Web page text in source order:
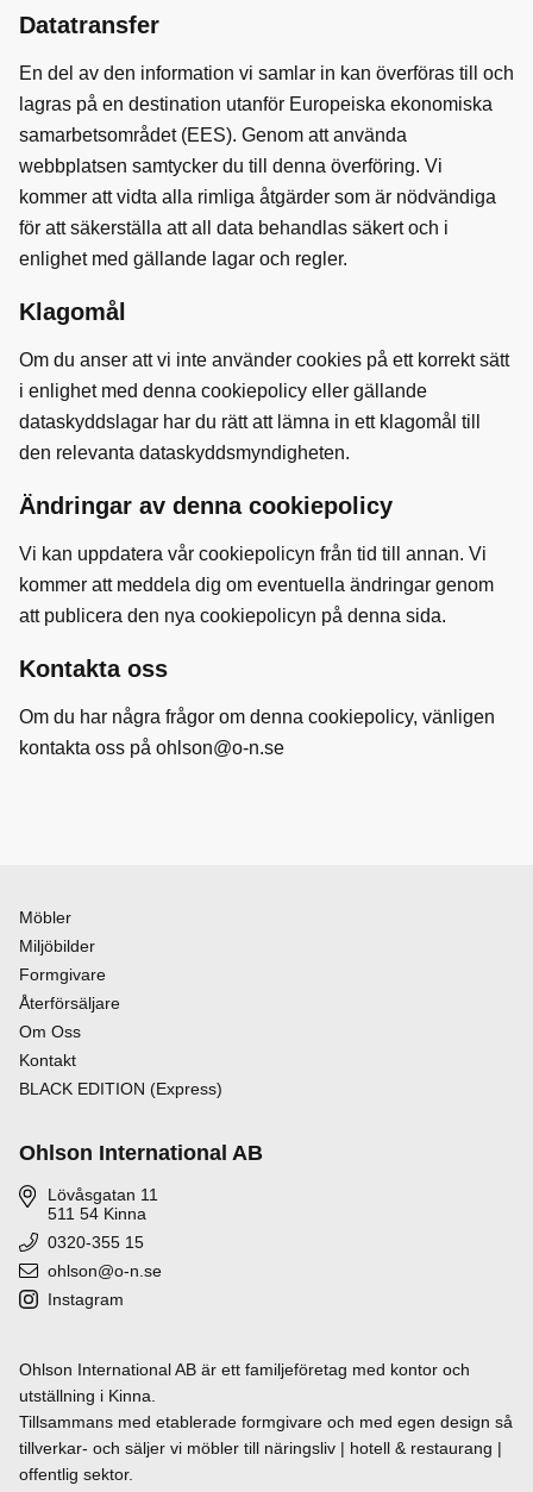
Datatransfer
En del av den information vi samlar in kan överföras till och
lagras på en destination utanför Europeiska ekonomiska
samarbetsområdet (EES). Genom att använda
webbplatsen samtycker du till denna överföring. Vi
kommer att vidta alla rimliga åtgärder som är nödvändiga
för att säkerställa att all data behandlas säkert och i
enlighet med gällande lagar och regler.
Klagomål
Om du anser att vi inte använder cookies på ett korrekt sätt
i enlighet med denna cookiepolicy eller gällande
dataskyddslagar har du rätt att lämna in ett klagomål till
den relevanta dataskyddsmyndigheten.
Ändringar av denna cookiepolicy
Vi kan uppdatera vår cookiepolicyn från tid till annan. Vi
kommer att meddela dig om eventuella ändringar genom
att publicera den nya cookiepolicyn på denna sida.
Kontakta oss
Om du har några frågor om denna cookiepolicy, vänligen
kontakta oss på ohlson@o-n.se
Möbler
Miljöbilder
Formgivare
Återförsäljare
Om Oss
Kontakt
BLACK EDITION (Express)
Ohlson International AB
Lövåsgatan 11
511 54 Kinna
0320-355 15
ohlson@o-n.se
Instagram
Ohlson International AB är ett familjeföretag med kontor och
utställning i Kinna.
Tillsammans med etablerade formgivare och med egen design så
tillverkar- och säljer vi möbler till näringsliv | hotell & restaurang |
offentlig sektor.